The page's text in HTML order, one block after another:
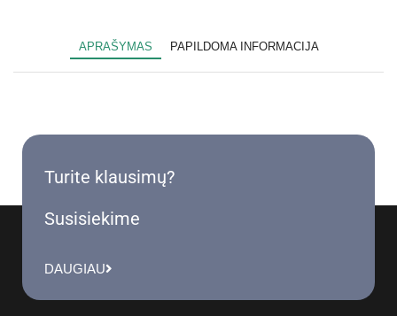
APRAŠYMAS PAPILDOMA INFORMACIJA
Turite klausimų?
Susisiekime
DAUGIAU